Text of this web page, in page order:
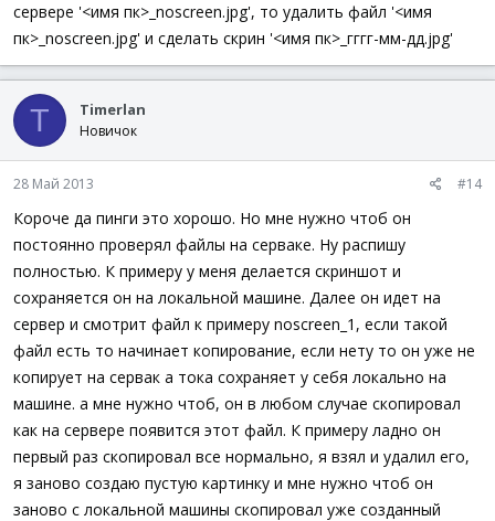
сервере '<имя пк>_noscreen.jpg', то удалить файл '<имя
пк>_noscreen.jpg' и сделать скрин '<имя пк>_гггг-мм-дд.jpg'
T Timerlan
Новичок
28 Май 2013 #14
Короче да пинги это хорошо. Но мне нужно чтоб он
постоянно проверял файлы на серваке. Ну распишу
полностью. К примеру у меня делается скриншот и
сохраняется он на локальной машине. Далее он идет на
сервер и смотрит файл к примеру noscreen_1, если такой
файл есть то начинает копирование, если нету то он уже не
копирует на сервак а тока сохраняет у себя локально на
машине. а мне нужно чтоб, он в любом случае скопировал
как на сервере появится этот файл. К примеру ладно он
первый раз скопировал все нормально, я взял и удалил его,
я заново создаю пустую картинку и мне нужно чтоб он
заново с локальной машины скопировал уже созданный